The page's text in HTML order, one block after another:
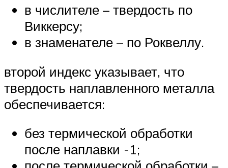
в числителе – твердость по
Виккерсу;
в знаменателе – по Роквеллу.
второй индекс указывает, что
твердость наплавленного металла
обеспечивается:
без термической обработки
после наплавки -1;